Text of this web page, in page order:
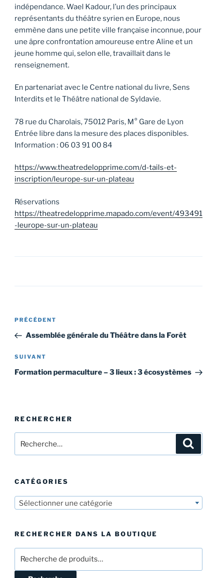
indépendance. Wael Kadour, l’un des principaux
représentants du théâtre syrien en Europe, nous
emmène dans une petite ville française inconnue, pour
une âpre confrontation amoureuse entre Aline et un
jeune homme qui, selon elle, travaillait dans le
renseignement.
En partenariat avec le Centre national du livre, Sens
Interdits et le Théâtre national de Syldavie.
78 rue du Charolais, 75012 Paris, M° Gare de Lyon
Entrée libre dans la mesure des places disponibles.
Information : 06 03 91 00 84
https://www.theatredelopprime.com/d-tails-et-
inscription/leurope-sur-un-plateau
Réservations
https://theatredelopprime.mapado.com/event/493491
-leurope-sur-un-plateau
Navigation
l’article
Article
précédent
PRÉCÉDENT
Assemblée générale du Théâtre dans la Forêt
Article
suivant
SUIVANT
Formation permaculture – 3 lieux : 3 écosystèmes
RECHERCHER
pour
CATÉGORIES
Sélectionner une catégorie
RECHERCHER DANS LA BOUTIQUE
pour :